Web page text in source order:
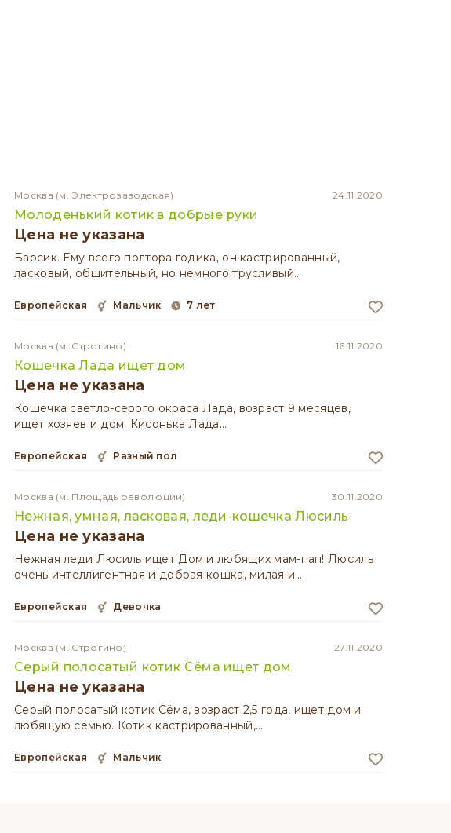
Москва (м. Электрозаводская) 24.11.2020
Молоденький котик в добрые руки
Цена не указана
Барсик. Ему всего полтора годика, он кастрированный,
ласковый, общительный, но немного трусливый…
Европейская мальчик 7 лет
Москва (м. Строгино) 16.11.2020
Кошечка Лада ищет дом
Цена не указана
Кошечка светло-серого окраса Лада, возраст 9 месяцев,
ищет хозяев и дом. Кисонька Лада…
Европейская разный пол
Москва (м. Площадь революции) 30.11.2020
Нежная, умная, ласковая, леди-кошечка Люсиль
Цена не указана
Нежная леди Люсиль ищет Дом и любящих мам-пап! Люсиль
очень интеллигентная и добрая кошка, милая и…
Европейская девочка
Москва (м. Строгино) 27.11.2020
Серый полосатый котик Сёма ищет дом
Цена не указана
Серый полосатый котик Сёма, возраст 2,5 года, ищет дом и
любящую семью. Котик кастрированный,…
Европейская мальчик